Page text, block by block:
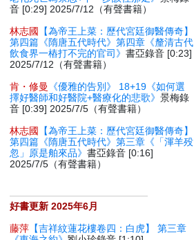
音 [0:29] 2025/7/12（有聲書籍）
林志國
【為帝王上菜：歷代宮廷御醫傳奇】
第四篇《隋唐五代時代》第四章《釐清古代
飲食界一樁打不完的官司》書亞錄音 [0:23]
2025/7/12（有聲書籍）
肯・修曼
《優雅的告別》 18+19《如何選
擇好醫師和好醫院+醫療化的悲歌》景梅錄
音 [0:39] 2025/7/5（有聲書籍）
林志國
【為帝王上菜：歷代宮廷御醫傳奇】
第四篇《隋唐五代時代》第三章《「渾羊殁
忽」原是舶來品》書亞錄音 [0:16]
2025/7/5（有聲書籍）
好書更新 2025年6月
藤萍 【吉祥紋蓮花樓卷四：白虎】 第三章